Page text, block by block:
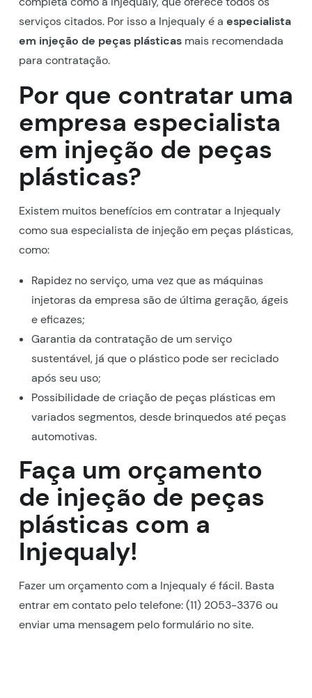
serviços citados. Por isso a Injequaly é a especialista
em injeção de peças plásticasmais recomendada
para contratação.
Por que contratar uma
empresa especialista
em injeção de peças
plásticas?
Existem muitos benefícios em contratar a Injequaly
como sua especialista de injeção em peças plásticas,
como:
Rapidez no serviço, uma vez que as máquinas
injetoras da empresa são de última geração, ágeis
e eficazes;
Garantia da contratação de um serviço
sustentável, já que o plástico pode ser reciclado
após seu uso;
Possibilidade de criação de peças plásticas em
variados segmentos, desde brinquedos até peças
automotivas.
Faça um orçamento
de injeção de peças
plásticas com a
Injequaly!
Fazer um orçamento com a Injequaly é fácil. Basta
entrar em contato pelo telefone: (11) 2053-3376 ou
enviar uma mensagem pelo formulário no site.